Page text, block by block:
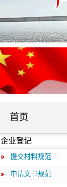
首页
企业登记
提交材料规范
申请文书规范